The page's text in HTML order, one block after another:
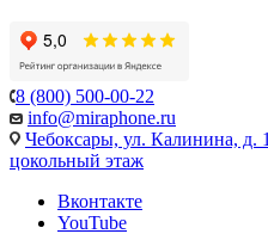
8 (800) 500-00-22
info@miraphone.ru
Чебоксары, ул. Калинина,
цокольный этаж
Вконтакте
YouTube